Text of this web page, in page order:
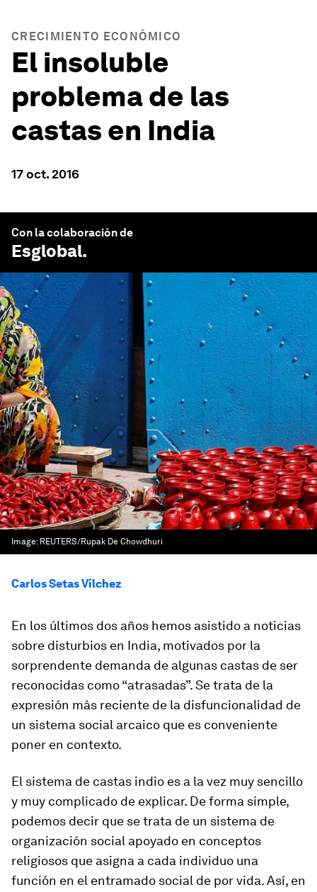
CRECIMIENTO ECONÓMICO
El insoluble
problema de las
castas en India
17 oct. 2016
Con la colaboración de
Esglobal.
Image: REUTERS/Rupak De Chowdhuri
Carlos Setas Vílchez
En los últimos dos años hemos asistido a noticias
sobre disturbios en India, motivados por la
sorprendente demanda de algunas castas de ser
reconocidas como “atrasadas”. Se trata de la
expresión más reciente de la disfuncionalidad de
un sistema social arcaico que es conveniente
poner en contexto.
El sistema de castas indio es a la vez muy sencillo
y muy complicado de explicar. De forma simple,
podemos decir que se trata de un sistema de
organización social apoyado en conceptos
religiosos que asigna a cada individuo una
función en el entramado social de por vida. Así, en